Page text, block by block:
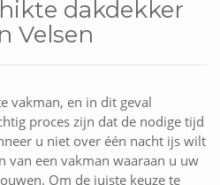
dakdekker
Velsen
vakman, en in dit geval
proces zijn dat de nodige tijd
u niet over één nacht ijs wilt
van een vakman waaraan u uw
Om de juiste keuze te